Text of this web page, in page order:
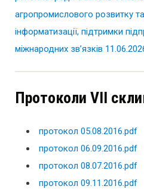
агропромислового розвитку
інформатизації, підтримки
міжнародних зв’язків
Протоколи VІІ
протокол 05.08.2016.pdf
протокол 06.09.2016.pdf
протокол 08.07.2016.pdf
протокол 09.11.2016.pdf